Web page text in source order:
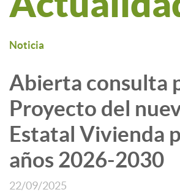
Noticia
Abierta consulta
Proyecto del
Estatal Vivienda
años 2026-2030
22/09/2025